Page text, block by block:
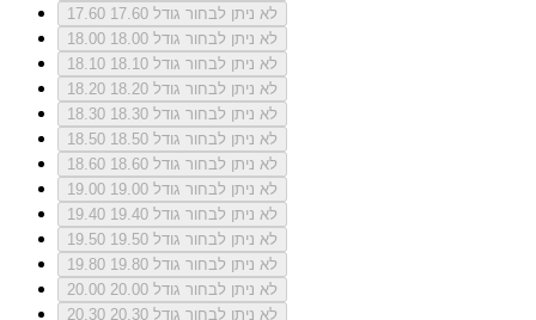
17.60
לא ניתן לבחור גודל 17.60
18.00
לא ניתן לבחור גודל 18.00
18.10
לא ניתן לבחור גודל 18.10
18.20
לא ניתן לבחור גודל 18.20
18.30
לא ניתן לבחור גודל 18.30
18.50
לא ניתן לבחור גודל 18.50
18.60
לא ניתן לבחור גודל 18.60
19.00
לא ניתן לבחור גודל 19.00
19.40
לא ניתן לבחור גודל 19.40
19.50
לא ניתן לבחור גודל 19.50
19.80
לא ניתן לבחור גודל 19.80
20.00
לא ניתן לבחור גודל 20.00
20.30
לא ניתן לבחור גודל 20.30